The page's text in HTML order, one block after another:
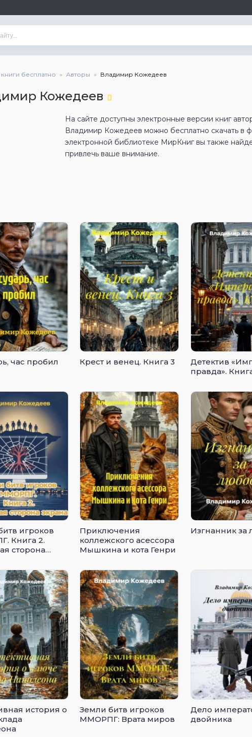
книги бесплатно Авторы Владимир Кожедеев
Кожедеев
На сайте доступны электронные версии книг
Владимир Кожедеев можно бесплатно скачать в
электронной библиотеке МирКниг вы также
привлечь ваше внимание.
час пробил Крест и венец. Книга 3
Детектив
правда».
игроков
Книга 2.
сторона
Приключения
коллежского асессора
Мышкина и кота Генри
Изгнанник за
история о
Земли битв игроков
ММОРПГ: Врата миров
Дело
двойника